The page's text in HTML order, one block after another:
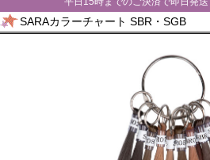
SARAカラーチャート SBR・SGB